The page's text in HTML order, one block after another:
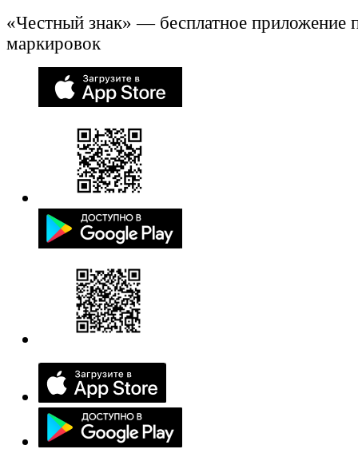
«Честный знак» — бесплатное приложение
маркировок